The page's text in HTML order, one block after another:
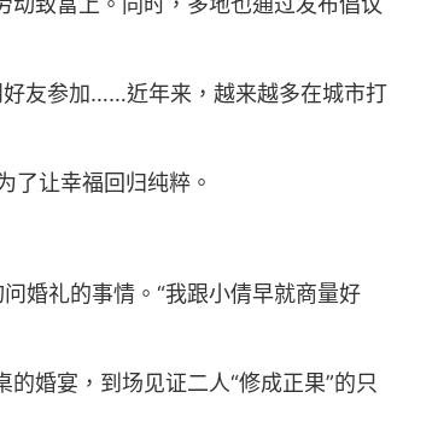
好友参加……近年来，越来越多在城市打
了让幸福回归纯粹。
婚礼的事情。“我跟小倩早就商量好
婚宴，到场见证二人“修成正果”的只